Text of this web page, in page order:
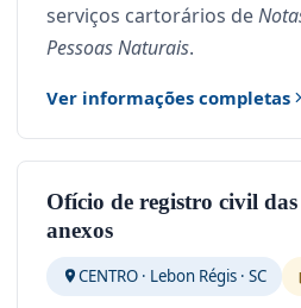
serviços cartorários de
Pessoas Naturais.
Ver informações completas
Ofício de registro civil das
anexos
CENTRO · Lebon Régis · SC